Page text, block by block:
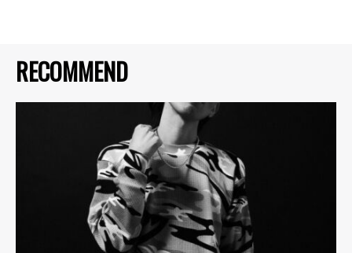
RECOMMEND